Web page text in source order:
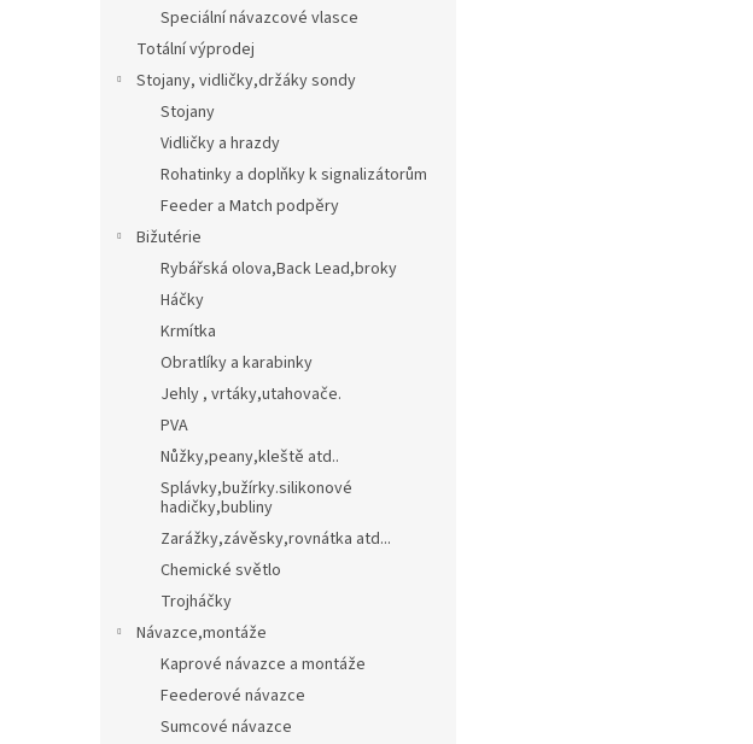
Speciální návazcové vlasce
Totální výprodej
Stojany, vidličky,držáky sondy
Stojany
Vidličky a hrazdy
Rohatinky a doplňky k signalizátorům
Feeder a Match podpěry
Bižutérie
Rybářská olova,Back Lead,broky
Háčky
Krmítka
Obratlíky a karabinky
Jehly , vrtáky,utahovače.
PVA
Nůžky,peany,kleště atd..
Splávky,bužírky.silikonové
hadičky,bubliny
Zarážky,závěsky,rovnátka atd...
Chemické světlo
Trojháčky
Návazce,montáže
Kaprové návazce a montáže
Feederové návazce
Sumcové návazce